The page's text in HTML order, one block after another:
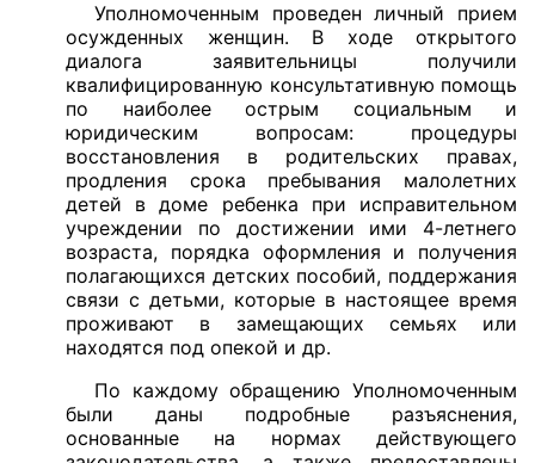
Уполномоченным проведен личный прием
осужденных женщин. В ходе открытого
диалога заявительницы получили
квалифицированную консультативную помощь
по наиболее острым социальным и
юридическим вопросам: процедуры
восстановления в родительских правах,
продления срока пребывания малолетних
детей в доме ребенка при исправительном
учреждении по достижении ими 4-летнего
возраста, порядка оформления и получения
полагающихся детских пособий, поддержания
связи с детьми, которые в настоящее время
проживают в замещающих семьях или
находятся под опекой и др.
По каждому обращению Уполномоченным
были даны подробные разъяснения,
основанные на нормах действующего